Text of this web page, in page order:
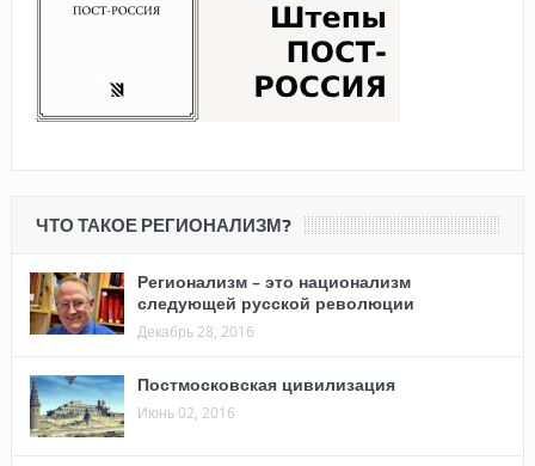
ЧТО ТАКОЕ РЕГИОНАЛИЗМ?
Регионализм – это национализм
следующей русской революции
Декабрь 28, 2016
Постмосковская цивилизация
Июнь 02, 2016